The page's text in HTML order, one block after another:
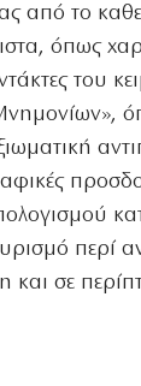
από το
όπως
του
περί
και σε